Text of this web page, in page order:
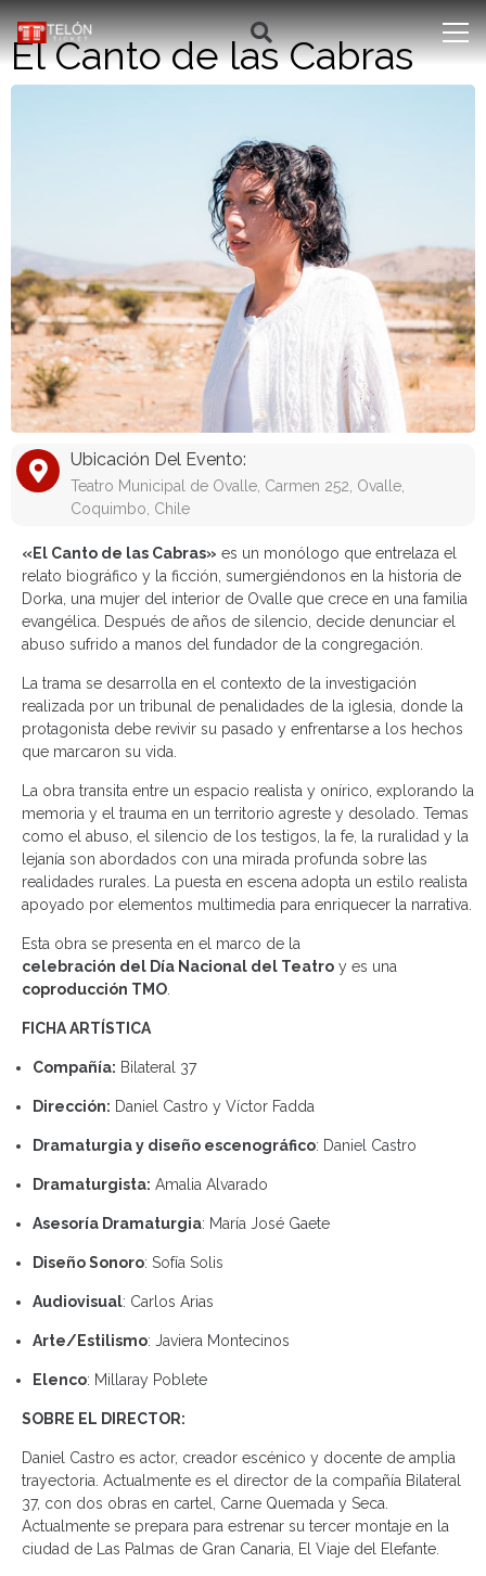
El Canto de las Cabras
Ubicación Del Evento:
Teatro Municipal de Ovalle, Carmen 252, Ovalle,
Coquimbo, Chile
«El Canto de las Cabras» es un monólogo que entrelaza el
relato biográfico y la ficción, sumergiéndonos en la historia de
Dorka, una mujer del interior de Ovalle que crece en una familia
evangélica. Después de años de silencio, decide denunciar el
abuso sufrido a manos del fundador de la congregación.
La trama se desarrolla en el contexto de la investigación
realizada por un tribunal de penalidades de la iglesia, donde la
protagonista debe revivir su pasado y enfrentarse a los hechos
que marcaron su vida.
La obra transita entre un espacio realista y onírico, explorando la
memoria y el trauma en un territorio agreste y desolado. Temas
como el abuso, el silencio de los testigos, la fe, la ruralidad y la
lejanía son abordados con una mirada profunda sobre las
realidades rurales. La puesta en escena adopta un estilo realista
apoyado por elementos multimedia para enriquecer la narrativa.
Esta obra se presenta en el marco de la
celebración del Día Nacional del Teatro y es una
coproducción TMO
FICHA ARTÍSTICA
Compañía: Bilateral 37
Dirección: Daniel Castro y Víctor Fadda
Dramaturgia y diseño escenográfico: Daniel Castro
Dramaturgista: Amalia Alvarado
Asesoría Dramaturgia: María José Gaete
Diseño Sonoro: Sofía Solis
Audiovisual: Carlos Arias
Arte/Estilismo: Javiera Montecinos
Elenco: Millaray Poblete
SOBRE EL DIRECTOR:
Daniel Castro es actor, creador escénico y docente de amplia
trayectoria. Actualmente es el director de la compañía Bilateral
37, con dos obras en cartel, Carne Quemada y Seca.
Actualmente se prepara para estrenar su tercer montaje en la
ciudad de Las Palmas de Gran Canaria, El Viaje del Elefante.